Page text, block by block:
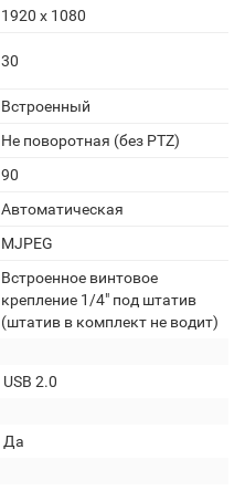
1920 x 1080
30
Встроенный
Не поворотная (без PTZ)
90
Автоматическая
MJPEG
Встроенное винтовое
крепление 1/4" под штатив
(штатив в комплект не водит)
USB 2.0
Да